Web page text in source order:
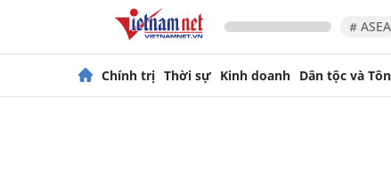
#
Chính trị Thời sự Kinh doanh Dân tộc và